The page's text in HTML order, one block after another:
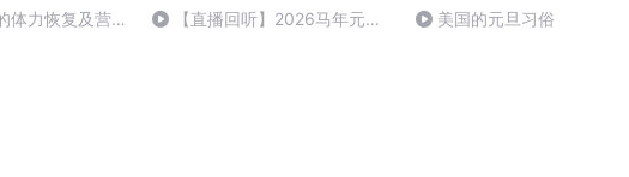
体力恢复及营养
【直播回听】2026马年元旦
美国的元旦习俗